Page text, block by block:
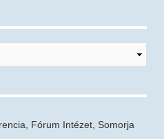
Fórum Intézet, Somorja